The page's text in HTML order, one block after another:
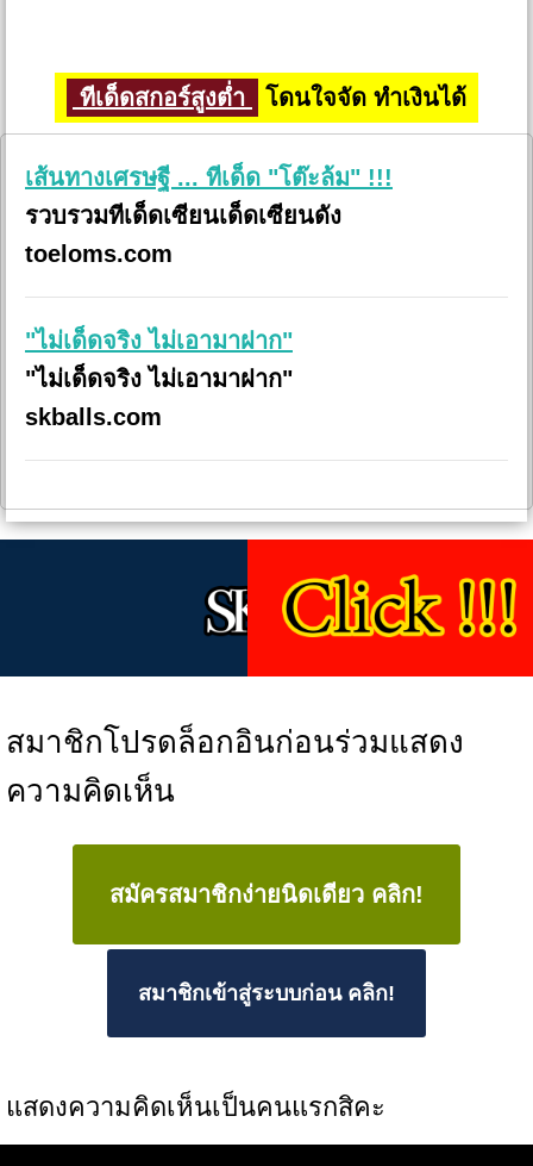
ทีเด็ดสกอร์สูงต่ำ โดนใจจัด ทำเงินได้
เส้นทางเศรษฐี ... ทีเด็ด "โต๊ะล้ม" !!!
รวบรวมทีเด็ดเซียนเด็ดเซียนดัง
toeloms.com
"ไม่เด็ดจริง ไม่เอามาฝาก"
"ไม่เด็ดจริง ไม่เอามาฝาก"
skballs.com
สมาชิกโปรดล็อกอินก่อนร่วมแสดง
ความคิดเห็น
สมัครสมาชิกง่ายนิดเดียว คลิก!
สมาชิกเข้าสู่ระบบก่อน คลิก!
แสดงความคิดเห็นเป็นคนแรกสิคะ